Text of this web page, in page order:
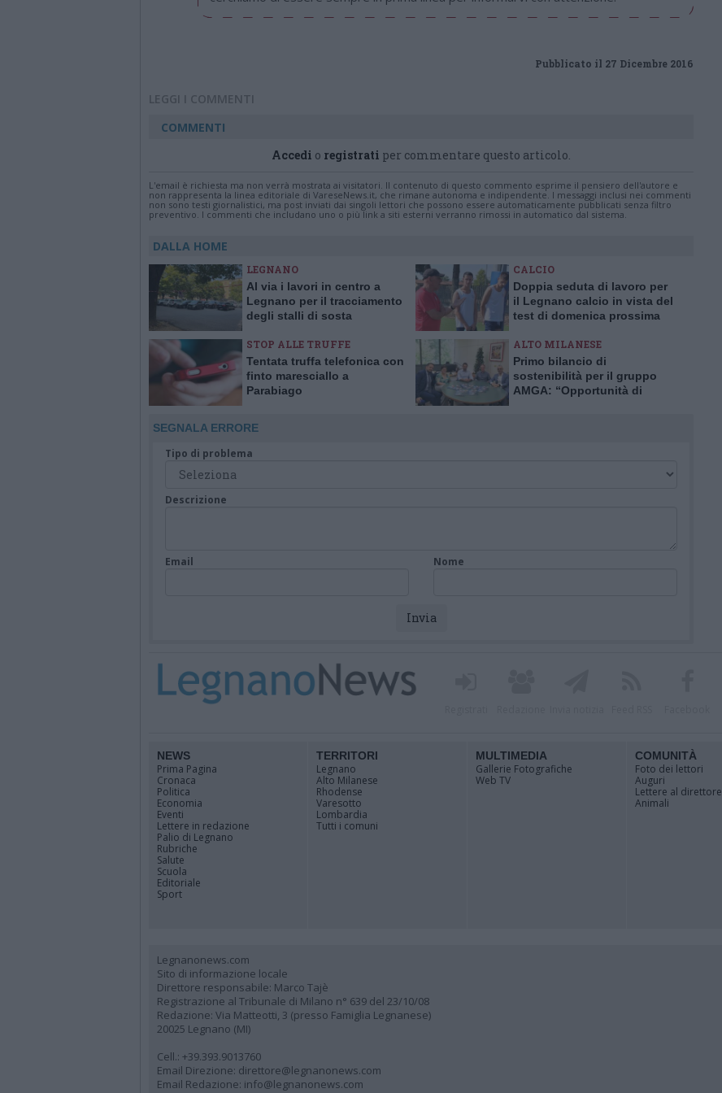
Pubblicato il 27 Dicembre 2016
LEGGI I COMMENTI
COMMENTI
Accedi o registrati per commentare questo articolo.
L'email è richiesta ma non verrà mostrata ai visitatori. Il contenuto di questo commento esprime il pensiero dell'autore e
non rappresenta la linea editoriale di VareseNews.it, che rimane autonoma e indipendente. I messaggi inclusi nei commenti
non sono testi giornalistici, ma post inviati dai singoli lettori che possono essere automaticamente pubblicati senza filtro
preventivo. I commenti che includano uno o più link a siti esterni verranno rimossi in automatico dal sistema.
DALLA HOME
LEGNANO
Al via i lavori in centro a
Legnano per il tracciamento
degli stalli di sosta
CALCIO
Doppia seduta di lavoro per
il Legnano calcio in vista del
test di domenica prossima
STOP ALLE TRUFFE
Tentata truffa telefonica con
finto maresciallo a
Parabiago
ALTO MILANESE
Primo bilancio di
sostenibilità per il gruppo
AMGA: “Opportunità di
SEGNALA ERRORE
Tipo di problema
Descrizione
Email Nome
NEWS
Prima Pagina
Cronaca
Politica
Economia
Eventi
Lettere in redazione
Palio di Legnano
Rubriche
Salute
Scuola
Editoriale
Sport
TERRITORI
Legnano
Alto Milanese
Rhodense
Varesotto
Lombardia
Tutti i comuni
MULTIMEDIA
Gallerie Fotografiche
Web TV
COMUNITÀ
Foto dei lettori
Auguri
Lettere al direttore
Animali
Legnanonews.com
Sito di informazione locale
Direttore responsabile: Marco Tajè
Registrazione al Tribunale di Milano n° 639 del 23/10/08
Redazione: Via Matteotti, 3 (presso Famiglia Legnanese)
20025 Legnano (MI)
Cell.: +39.393.9013760
Email Direzione: direttore@legnanonews.com
Email Redazione: info@legnanonews.com